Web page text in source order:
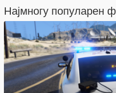
Најмногу популарен